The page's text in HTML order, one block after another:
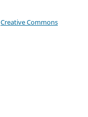
Creative Commons